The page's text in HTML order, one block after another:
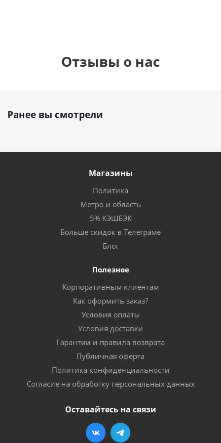
Отзывы о нас
Ранее вы смотрели
Магазины
Политика
Метро и область
5% КЭШБЭК
Больше скидок в Телеграме
Блог
Полезное
Корпоративным клиентам
Как оформить заказ?
Условия оплаты
Условия доставки
Гарантии и правила возврата
Публичная оферта
Политика конфиденциальности
Согласие на обработку персональных данных
Оставайтесь на связи